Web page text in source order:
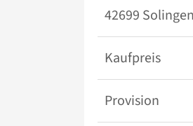
42699 Solingen
Kaufpreis
Provision